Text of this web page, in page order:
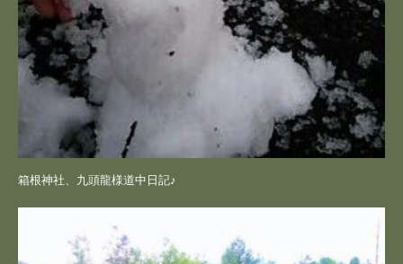
箱根神社、九頭龍様道中日記♪